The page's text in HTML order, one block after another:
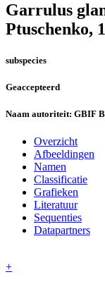
Garrulus
Ptuschenko,
subspecies
Geaccepteerd
Naam autoriteit: GBIF
Overzicht
Afbeeldingen
Namen
Classificatie
Grafieken
Literatuur
Sequenties
Datapartners
+